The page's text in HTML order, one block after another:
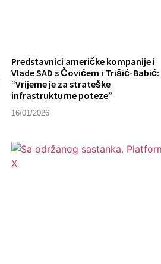
Predstavnici američke kompanije i
Vlade SAD s Čovićem i Trišić-Babić:
“Vrijeme je za strateške
infrastrukturne poteze”
16/01/2026